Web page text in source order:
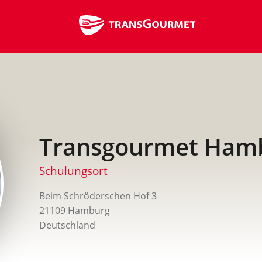
Warenshop
Transgourmet
Schulungsort
Beim Schröderschen Hof 3
21109 Hamburg
Deutschland